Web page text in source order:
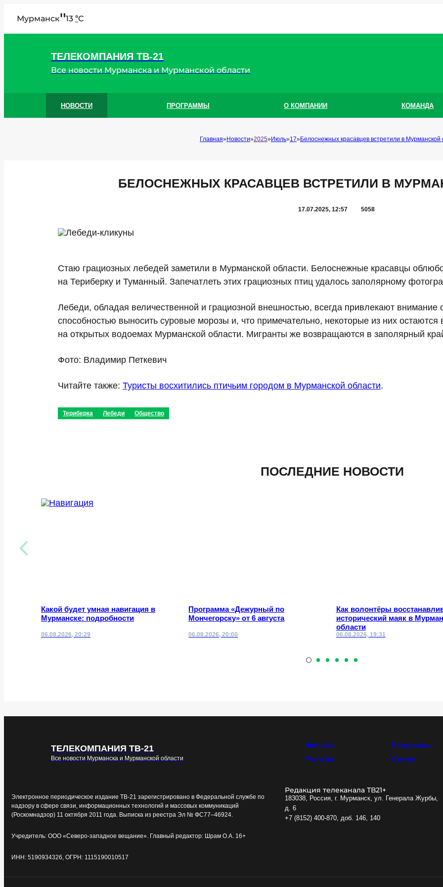
Мурманск"13 °C
ТЕЛЕКОМПАНИЯ ТВ-21
Все новости Мурманска и Мурманской области
НОВОСТИ ПРОГРАММЫ О КОМПАНИИ КОМАНДА
Главная Новости 2025 Июль 17 Белоснежных красавцев встретили в Мурманской
БЕЛОСНЕЖНЫХ КРАСАВЦЕВ ВСТРЕТИЛИ В
17.07.2025, 12:57 5058
Стаю грациозных лебедей заметили в Мурманской области. Белоснежные красавцы
на Териберку и Туманный. Запечатлеть этих грациозных птиц удалось заполярному
Лебеди, обладая величественной и грациозной внешностью, всегда привлекают
способностью выносить суровые морозы и, что примечательно, некоторые из них
на открытых водоемах Мурманской области. Мигранты же возвращаются в заполярный
Фото: Владимир Петкевич
Читайте также: Туристы восхитились птичьим городом в Мурманской области.
Териберка Лебеди Общество
ПОСЛЕДНИЕ НОВОСТИ
Какой будет умная навигация в
Мурманске: подробности
06.08.2026, 20:29
Программа «Дежурный по
Мончегорску» от 6 августа
06.08.2026, 20:00
Как волонтёры
исторический маяк в
области
06.08.2026, 19:31
ТЕЛЕКОМПАНИЯ ТВ-21
Все новости Мурманска и Мурманской области
Новости Программы
Реклама
Статьи
Электронное периодическое издание ТВ-21 зарегистрировано в Федеральной службе по
надзору в сфере связи, информационных технологий и массовых коммуникаций
(Роскомнадзор) 11 октября 2011 года. Выписка из реестра Эл № ФС77–46924.
Учредитель: ООО «Северо-западное вещание». Главный редактор: Шрам О.А. 16+
ИНН: 5190934326, ОГРН: 1115190010517
Редакция телеканала ТВ21+
183038, Россия, г. Мурманск, ул. Генерала Журбы,
д. 6
+7 (8152) 400-870, доб. 146, 140